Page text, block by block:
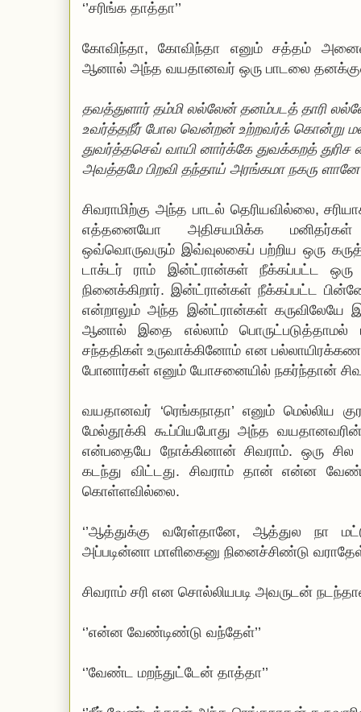
‘’சரிங்க தாத்தா’’
கோவிந்தா, கோவிந்தா எனும் சத்தம்
ஆனால் அந்த வயதானவர் ஒரு பாடலை தனக்குள்
தவத்துளார் தம்மி லல்லேன் தனம்படத் தாரி
உவர்த்தநீர் போல வென்றன் உற்றவர்க் கொன்று
துவர்த்தசெவ் வாயி னார்க்கே துவக்கறத்
அவத்தமே பிறவி தந்தாய் அரங்கமா நகரு ளானே
சிவராமிற்கு அந்த பாடல் தெரியவில்லை,
எத்தனையோ அதிசயமிக்க மனிதர்கள்
ஒவ்வொருவரும் இவ்வுலகைப் பற்றிய ஒரு
டாக்டர் ராம் இன்ட்ரான்கள் நீக்கப்பட்ட ஒரு
நினைக்கிறார். இன்ட்ரான்கள் நீக்கப்பட்ட
என்றாலும் அந்த இன்ட்ரான்கள் கருவிலேயே
ஆனால் இதை எல்லாம் பொருட்படுத்தாமல்
சந்ததிகள் உருவாக்கினோம் என
போனார்கள் எனும் யோசனையில் நகர்ந்தான்
வயதானவர் ‘ரெங்கநாதா’ எனும்
மேல்தூக்கி கூப்பியபோது அந்த
என்பதையே நோக்கினான் சிவராம். ஒரு
கடந்து விட்டது. சிவராம் தான் என்ன
கொள்ளவில்லை.
‘’ஆத்துக்கு வரேள்தானே, ஆத்துல நா
அப்படின்னா மாளிகைனு நினைச்சிண்டு
சிவராம் சரி என சொல்லியபடி அவருடன்
‘’என்ன வேண்டிண்டு வந்தேள்’’
‘’வேண்ட மறந்துட்டேன் தாத்தா’’